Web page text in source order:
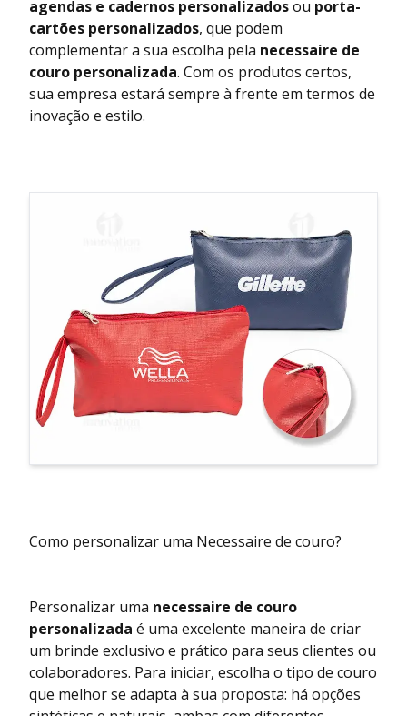
agendas e cadernos personalizadosou porta-
cartões personalizados, que podem
complementar a sua escolha pela necessaire de
couro personalizada. Com os produtos certos,
sua empresa estará sempre à frente em termos de
inovação e estilo.
Como personalizar uma Necessaire de couro?
Personalizar uma necessaire de couro
personalizada é uma excelente maneira de criar
um brinde exclusivo e prático para seus clientes ou
colaboradores. Para iniciar, escolha o tipo de couro
que melhor se adapta à sua proposta: há opções